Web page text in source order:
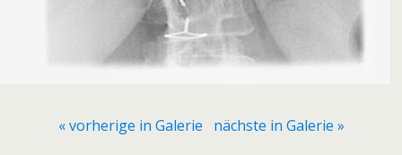
« vorherige in Galerie nächste in Galerie »